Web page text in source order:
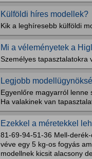
Külföldi híres modellek?
Kik a leghíresebb külföldi
Mi a véleményetek a
Személyes tapasztalatokra
Legjobb
Egyenlőre magyarról lenne
Ha valakinek van
Ezekkel a méretekkel
81-69-94-51-36 Mell-
véve egy 5 kg-os fogyás
modellnek kicsit alacsony